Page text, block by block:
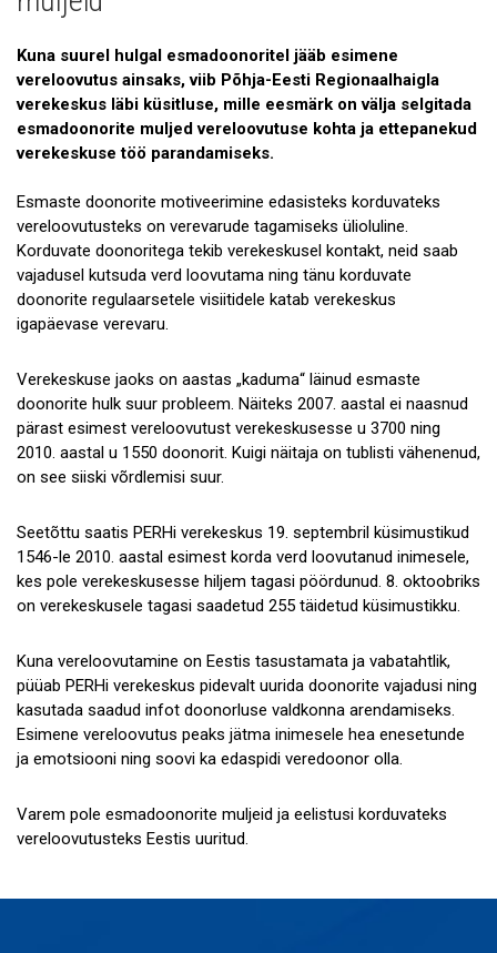
Galerii
Koostöö
Tule tööle!
Tule ekskursioonile!
Andmekaitse
Kuna suurel hulgal esmadoonoritel jääb esimene
vereloovutus ainsaks, viib Põhja-Eesti Regionaalhaigla
verekeskus läbi küsitluse, mille eesmärk on välja selgitada
esmadoonorite muljed vereloovutuse kohta ja ettepanekud
verekeskuse töö parandamiseks.
Esmaste doonorite motiveerimine edasisteks korduvateks
vereloovutusteks on verevarude tagamiseks ülioluline.
Korduvate doonoritega tekib verekeskusel kontakt, neid saab
vajadusel kutsuda verd loovutama ning tänu korduvate
doonorite regulaarsetele visiitidele katab verekeskus
igapäevase verevaru.
Verekeskuse jaoks on aastas „kaduma“ läinud esmaste
doonorite hulk suur probleem. Näiteks 2007. aastal ei naasnud
pärast esimest vereloovutust verekeskusesse u 3700 ning
2010. aastal u 1550 doonorit. Kuigi näitaja on tublisti vähenenud,
on see siiski võrdlemisi suur.
Seetõttu saatis PERHi verekeskus 19. septembril küsimustikud
1546-le 2010. aastal esimest korda verd loovutanud inimesele,
kes pole verekeskusesse hiljem tagasi pöördunud. 8. oktoobriks
on verekeskusele tagasi saadetud 255 täidetud küsimustikku.
Kuna vereloovutamine on Eestis tasustamata ja vabatahtlik,
püüab PERHi verekeskus pidevalt uurida doonorite vajadusi ning
kasutada saadud infot doonorluse valdkonna arendamiseks.
Esimene vereloovutus peaks jätma inimesele hea enesetunde
ja emotsiooni ning soovi ka edaspidi veredoonor olla.
Varem pole esmadoonorite muljeid ja eelistusi korduvateks
vereloovutusteks Eestis uuritud.